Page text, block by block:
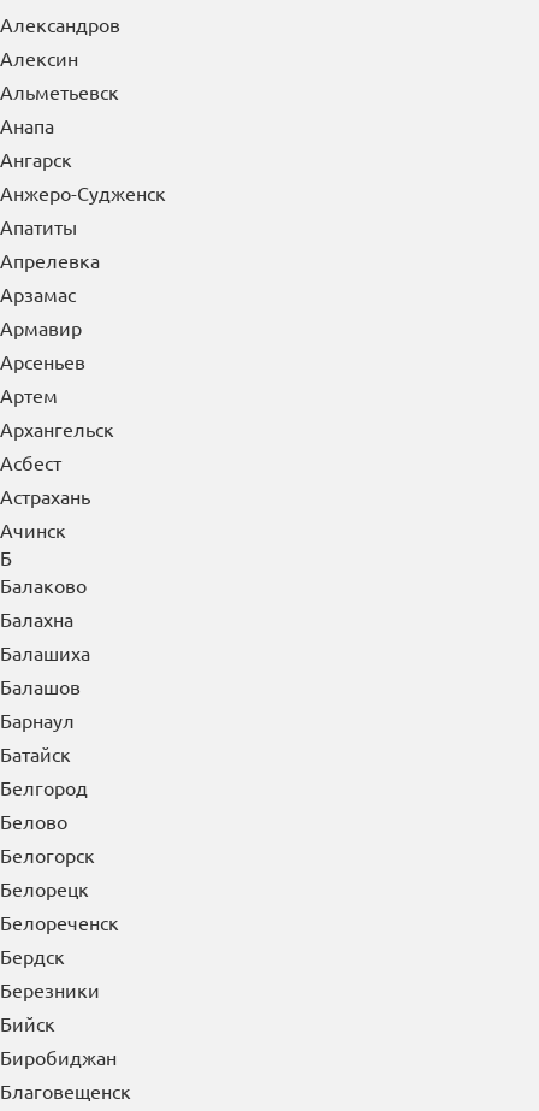
Александров
Алексин
Альметьевск
Анапа
Ангарск
Анжеро-Судженск
Апатиты
Апрелевка
Арзамас
Армавир
Арсеньев
Артем
Архангельск
Асбест
Астрахань
Ачинск
Б
Балаково
Балахна
Балашиха
Балашов
Барнаул
Батайск
Белгород
Белово
Белогорск
Белорецк
Белореченск
Бердск
Березники
Бийск
Биробиджан
Благовещенск